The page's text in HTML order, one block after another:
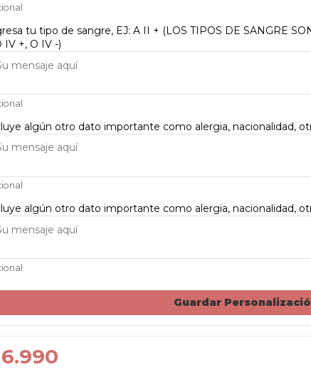
tu tipo de sangre, EJ: A II + (LOS TIPOS DE SANGRE
IV +, O IV -)
algún otro dato importante como alergia, nacionalidad,
algún otro dato importante como alergia, nacionalidad,
Guardar